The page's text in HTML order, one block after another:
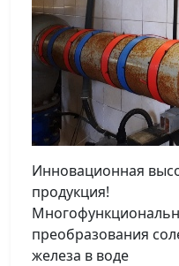
Инновационная
продукция!
преобразования
железа в воде